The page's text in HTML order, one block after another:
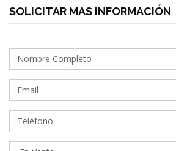
SOLICITAR MAS INFORMACIÓN